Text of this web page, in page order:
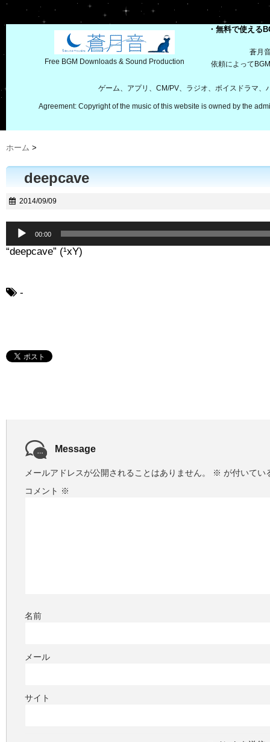
Free BGM Downloads & Sound Production
・無料で使える
蒼月
依頼によって
ゲーム、アプリ、CM/PV、ラジオ、ボイスドラマ
Agreement: Copyright of the music of this website is owned by the
ホーム >
deepcave
2014/09/09
プ
ヤ
00:00
“deepcave” (¹xY)
-
Message
メールアドレスが公開されることはありません。 ※ が付いてい
コメント ※
名前
メール
サイト